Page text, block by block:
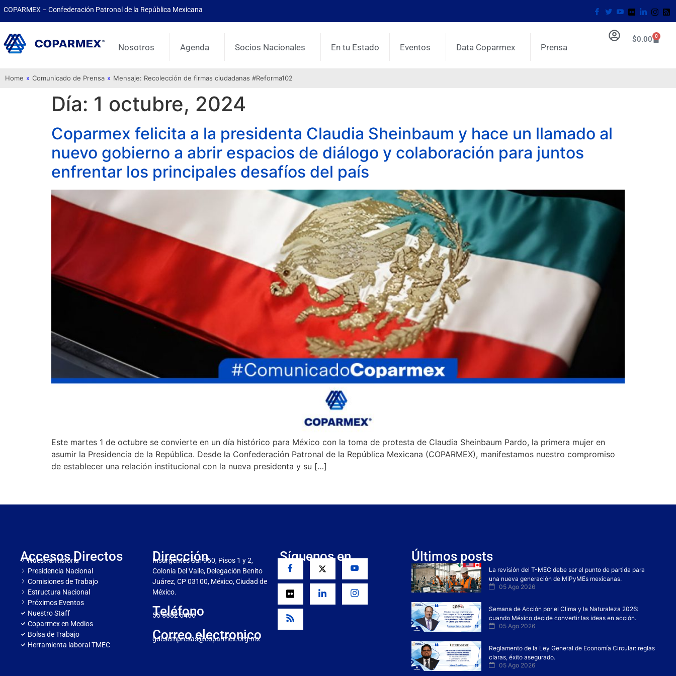
COPARMEX – Confederación Patronal de la República Mexicana
Nosotros Agenda Socios Nacionales En tu Estado Eventos Data Coparmex Prensa
$0.00 0
Home » Comunicado de Prensa » Mensaje: Recolección de firmas ciudadanas #Reforma102
Día: 1 octubre, 2024
Coparmex felicita a la presidenta Claudia Sheinbaum y hace un llamado al
nuevo gobierno a abrir espacios de diálogo y colaboración para juntos
enfrentar los principales desafíos del país
Este martes 1 de octubre se convierte en un día histórico para México con la toma de protesta de Claudia Sheinbaum Pardo, la primera mujer en
asumir la Presidencia de la República. Desde la Confederación Patronal de la República Mexicana (COPARMEX), manifestamos nuestro compromiso
de establecer una relación institucional con la nueva presidenta y su […]
Accesos Directos
Nuestra Historia
Presidencia Nacional
Comisiones de Trabajo
Estructura Nacional
Próximos Eventos
Nuestro Staff
Coparmex en Medios
Bolsa de Trabajo
Herramienta laboral TMEC
Dirección
Insurgentes Sur 950, Pisos 1 y 2,
Colonia Del Valle, Delegación Benito
Juárez, CP 03100, México, Ciudad de
México.
Teléfono
55 5682 5466
Correo electronico
gdesempresas@coparmex.org.mx
Síguenos en Últimos posts
La revisión del T-MEC debe ser el punto de partida para
una nueva generación de MiPyMEs mexicanas.
05 Ago 2026
Semana de Acción por el Clima y la Naturaleza 2026:
cuando México decide convertir las ideas en acción.
05 Ago 2026
Reglamento de la Ley General de Economía Circular: reglas
claras, éxito asegurado.
05 Ago 2026